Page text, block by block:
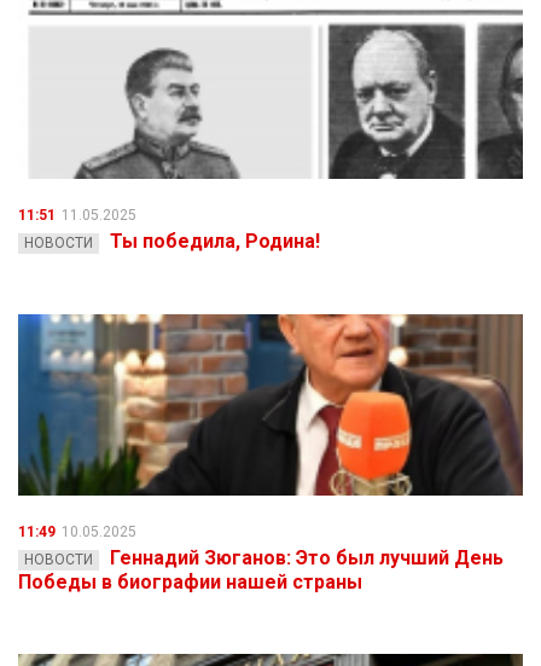
11:51
11.05.2025
НОВОСТИ
Ты победила, Родина!
11:49 10.05.2025
НОВОСТИ
Геннадий Зюганов: Это был лучший День
Победы в биографии нашей страны